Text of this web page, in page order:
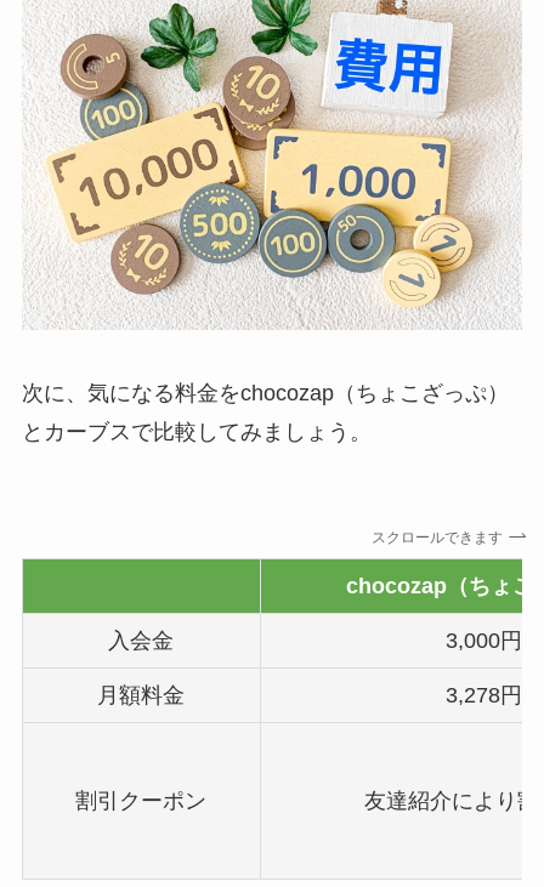
次に、気になる料金をchocozap（ちょこざっぷ）
とカーブスで比較してみましょう。
スクロールできます
chocozap（ちょこ
入会金 3,000円
月額料金 3,278円
割引クーポン 友達紹介により